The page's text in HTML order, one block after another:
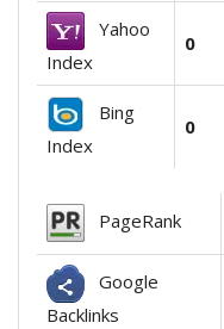
Yahoo
Index
0
Bing
Index
0
PageRank
Google
Backlinks